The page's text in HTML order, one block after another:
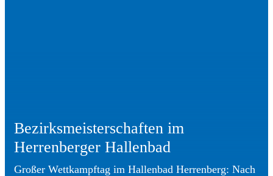
Bezirksmeisterschaften im
Herrenberger Hallenbad
Großer Wettkampftag im Hallenbad Herrenberg: Nach